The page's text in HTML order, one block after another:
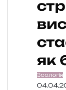
як
Зоологія